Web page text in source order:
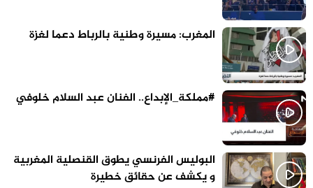
المغرب: مسيرة وطنية بالرباط دعما لغزة
#مملكة_الإبداع.. الفنان عبد السلام خلوفي
البوليس الفرنسي يطوق القنصلية المغربية
و يكشف عن حقائق خطيرة